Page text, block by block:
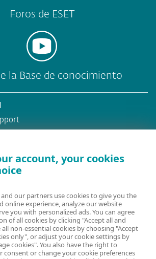
Foros de ESET
la Base de conocimiento
account, your cookies
and our partners use cookies to give you the
online experience, analyze our website
you with personalized ads. You can agree
of all cookies by clicking "Accept all and
all non-essential cookies by choosing "Accept
only", or adjust your cookie settings by
cookies". You also have the right to
consent or change your cookie preferences